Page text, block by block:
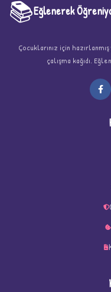
★
📚Eğlenerek
Çocuklarınız için
çalışma kağıdı.